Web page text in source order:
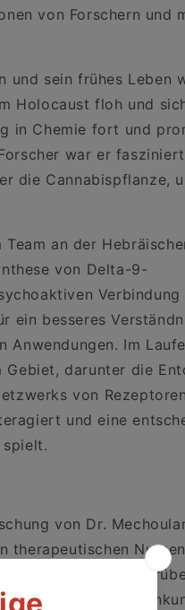
von Forschern und
und sein frühes Leben
Holocaust floh und
in Chemie fort und
war er
die Cannabispflanze,
an der
von Delta-9-
Verbindung
ein besseres
Anwendungen. Im
darunter die
von
und eine
spielt.
von Dr.
therapeutischen
Verständnis
medizinischer